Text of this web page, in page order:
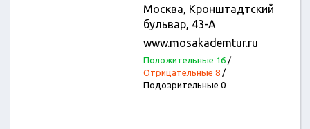
Москва, Кронштадтский
бульвар, 43-А
www.mosakademtur.ru
Положительные 16/
Отрицательные 8/
Подозрительные 0